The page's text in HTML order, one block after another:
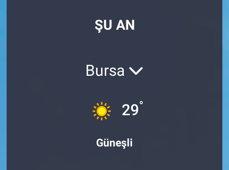
ŞU AN
Bursa
29°
Güneşli